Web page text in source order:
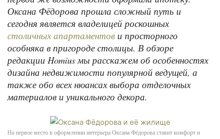
Оксана Фёдорова прошла сложный путь и
сегодня является владелицей роскошных
столичных апартаментов и просторного
особняка в пригороде столицы. В обзоре
редакции Homius мы расскажем об особенностях
дизайна недвижимости популярной ведущей, а
также обо всех нюансах выбора отделочных
материалов и уникального декора.
На первое место в оформлении интерьера Оксана Фёдорова ставит комфорт и